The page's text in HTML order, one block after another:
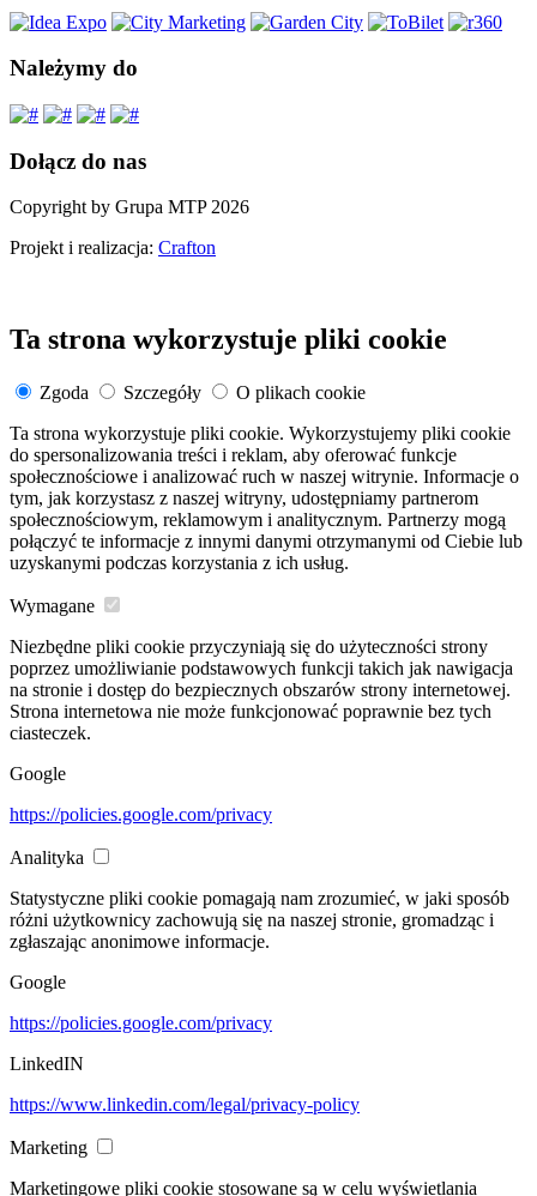
Należymy do
Dołącz do nas
Copyright by Grupa MTP 2026
Projekt i realizacja: Crafton
Ta strona wykorzystuje pliki cookie
Zgoda Szczegóły
O plikach cookie
Ta strona wykorzystuje pliki cookie. Wykorzystujemy pliki cookie
do spersonalizowania treści i reklam, aby oferować funkcje
społecznościowe i analizować ruch w naszej witrynie. Informacje o
tym, jak korzystasz z naszej witryny, udostępniamy partnerom
społecznościowym, reklamowym i analitycznym. Partnerzy mogą
połączyć te informacje z innymi danymi otrzymanymi od Ciebie lub
uzyskanymi podczas korzystania z ich usług.
Wymagane
Niezbędne pliki cookie przyczyniają się do użyteczności strony
poprzez umożliwianie podstawowych funkcji takich jak nawigacja
na stronie i dostęp do bezpiecznych obszarów strony internetowej.
Strona internetowa nie może funkcjonować poprawnie bez tych
ciasteczek.
Google
https://policies.google.com/privacy
Analityka
Statystyczne pliki cookie pomagają nam zrozumieć, w jaki sposób
różni użytkownicy zachowują się na naszej stronie, gromadząc i
zgłaszając anonimowe informacje.
Google
https://policies.google.com/privacy
LinkedIN
https://www.linkedin.com/legal/privacy-policy
Marketing
Marketingowe pliki cookie stosowane są w celu wyświetlania